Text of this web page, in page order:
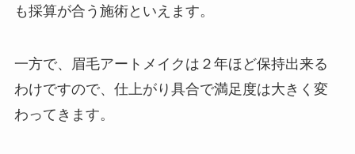
も採算が合う施術といえます。
一方で、眉毛アートメイクは２年ほど保持出来る
わけですので、仕上がり具合で満足度は大きく変
わってきます。